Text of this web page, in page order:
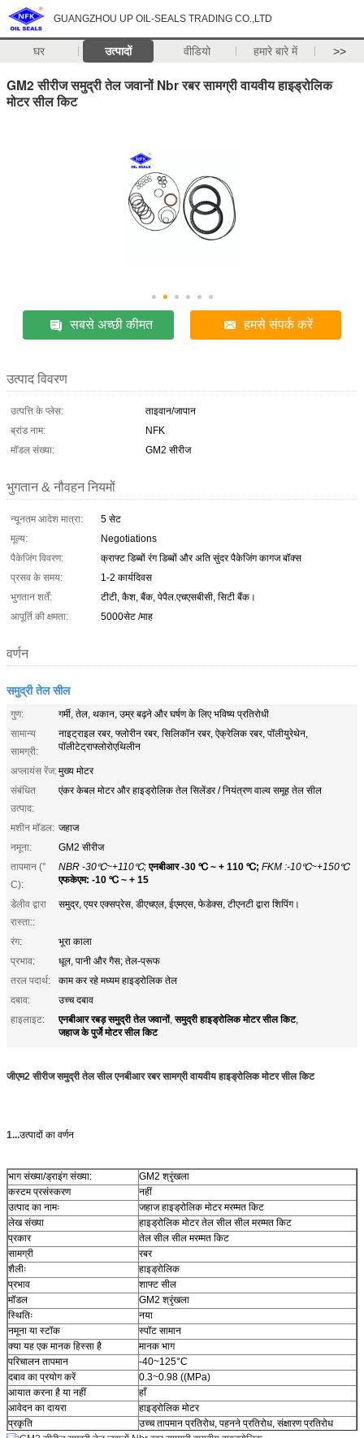
GUANGZHOU UP OIL-SEALS TRADING CO.,LTD
घर उत्पादों वीडियो हमारे बारे में >>
GM2 सीरीज समुद्री तेल जवानों Nbr रबर सामग्री वायवीय हाइड्रोलिक
मोटर सील किट
सबसे अच्छी कीमत हमसे संपर्क करें
उत्पाद विवरण
उत्पत्ति के प्लेस:
ताइवान/जापान
ब्रांड नाम:
NFK
मॉडल संख्या:
GM2 सीरीज
भुगतान & नौवहन नियमों
न्यूनतम आदेश मात्रा:
5 सेट
मूल्य:
Negotiations
पैकेजिंग विवरण:
क्राफ्ट डिब्बों रंग डिब्बों और अति सुंदर पैकेजिंग कागज बॉक्स
प्रसव के समय:
1-2 कार्यदिवस
भुगतान शर्तें:
टीटी, कैश, बैंक, पेपैल.एचएसबीसी, सिटी बैंक।
आपूर्ति की क्षमता:
5000सेट /माह
वर्णन
समुद्री तेल सील
गुण:
गर्मी, तेल, थकान, उम्र बढ़ने और घर्षण के लिए भविष्य प्रतिरोधी
सामान्य
सामग्री:
नाइट्राइल रबर, फ्लोरीन रबर, सिलिकॉन रबर, ऐक्रेलिक रबर, पॉलीयुरेथेन,
पॉलीटेट्राफ्लोरोएथिलीन
अप्लायंस रेंज:मुख्य मोटर
संबंधित
उत्पाद:
एंकर केबल मोटर और हाइड्रोलिक तेल सिलेंडर / नियंत्रण वाल्व समूह तेल सील
मशीन मॉडल: जहाज
नमूना:
GM2 सीरीज
तापमान (°
C):
NBR -30℃~+110℃; एनबीआर -30 ℃ ~ + 110 ℃; FKM :-10℃~+150℃
एफकेएम: -10 ℃ ~ + 15
डेलीव द्वारा
रास्ता::
समुद्र, एयर एक्सप्रेस, डीएचएल, ईएमएस, फेडेक्स, टीएनटी द्वारा शिपिंग।
रंग:
भूरा काला
प्रभाव:
धूल, पानी और गैस; तेल-प्रूफ
तरल पदार्थ:
काम कर रहे मध्यम हाइड्रोलिक तेल
दबाव:
उच्च दबाव
हाइलाइट:
एनबीआर रबड़ समुद्री तेल जवानों,समुद्री हाइड्रोलिक मोटर सील किट,
जहाज के पुर्जे मोटर सील किट
जीएम2 सीरीज समुद्री तेल सील एनबीआर रबर सामग्री वायवीय हाइड्रोलिक मोटर सील किट
1...उत्पादों का वर्णन
भाग संख्या/ड्राइंग संख्या:
GM2 श्रृंखला
कस्टम प्रसंस्करण
नहीं
उत्पाद का नामः
जहाज हाइड्रोलिक मोटर मरम्मत किट
लेख संख्या
हाइड्रोलिक मोटर तेल सील सील मरम्मत किट
प्रकार
तेल सील सील मरम्मत किट
सामग्री
रबर
शैलीः
हाइड्रोलिक
प्रभाव
शाफ्ट सील
मॉडल
GM2 श्रृंखला
स्थितिः
नया
नमूना या स्टॉक
स्पॉट सामान
क्या यह एक मानक हिस्सा है
मानक भाग
परिचालन तापमान
-40~125°C
दबाव का प्रयोग करें
0.3~0.98 ((MPa)
आयात करना है या नहीं
हाँ
आवेदन का दायरा
हाइड्रोलिक मोटर
प्रकृति
उच्च तापमान प्रतिरोध, पहनने प्रतिरोध, संक्षारण प्रतिरोध